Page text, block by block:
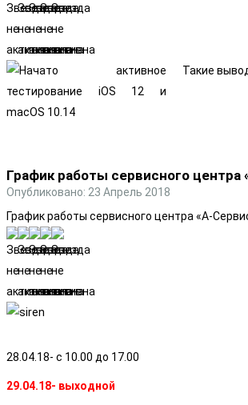
Такие
График работы сервисного
Опубликовано: 23 Апрель 2018
График работы сервисного центра «А-
28.04.18- с 10.00 до 17.00
29.04.18- выходной